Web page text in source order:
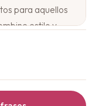
para aquellos
estilo y
propia visión
este personaje